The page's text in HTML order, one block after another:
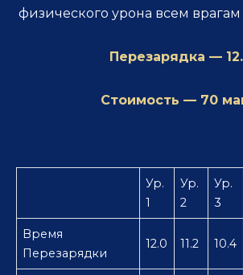
физического урона всем врагам
Перезарядка —
Стоимость — 70
Ур.
1
Ур.
2
Ур.
3
Время
Перезарядки
12.0 11.2 10.4